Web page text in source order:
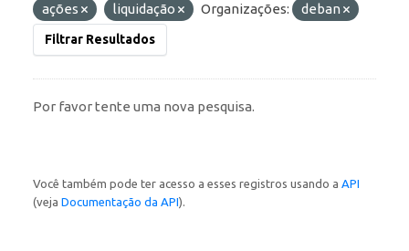
ações
liquidação Organizações: deban
Filtrar Resultados
Por favor tente uma nova pesquisa.
Você também pode ter acesso a esses registros usando a API
(veja Documentação da API).